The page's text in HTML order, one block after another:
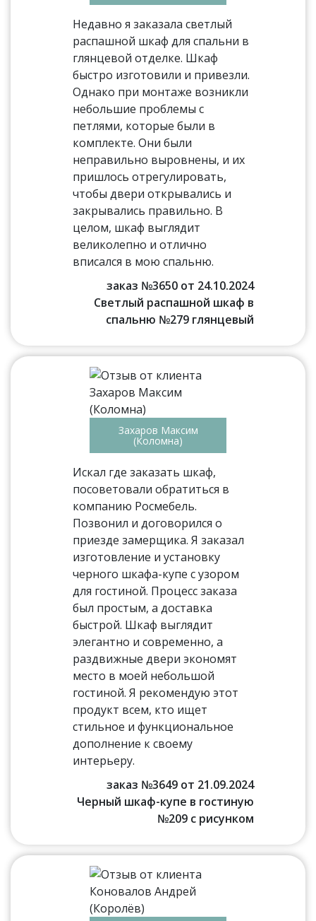
Недавно я заказала светлый
распашной шкаф для спальни в
глянцевой отделке. Шкаф
быстро изготовили и привезли.
Однако при монтаже возникли
небольшие проблемы с
петлями, которые были в
комплекте. Они были
неправильно выровнены, и их
пришлось отрегулировать,
чтобы двери открывались и
закрывались правильно. В
целом, шкаф выглядит
великолепно и отлично
вписался в мою спальню.
заказ №3650 от 24.10.2024
Светлый распашной шкаф в
спальню №279 глянцевый
Захаров Максим
(Коломна)
Искал где заказать шкаф,
посоветовали обратиться в
компанию Росмебель.
Позвонил и договорился о
приезде замерщика. Я заказал
изготовление и установку
черного шкафа-купе с узором
для гостиной. Процесс заказа
был простым, а доставка
быстрой. Шкаф выглядит
элегантно и современно, а
раздвижные двери экономят
место в моей небольшой
гостиной. Я рекомендую этот
продукт всем, кто ищет
стильное и функциональное
дополнение к своему
интерьеру.
заказ №3649 от 21.09.2024
Черный шкаф-купе в гостиную
№209 с рисунком